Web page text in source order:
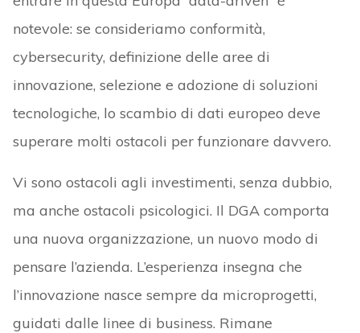
notevole: se consideriamo conformità,
cybersecurity, definizione delle aree di
innovazione, selezione e adozione di soluzioni
tecnologiche, lo scambio di dati europeo deve
superare molti ostacoli per funzionare davvero.
Vi sono ostacoli agli investimenti, senza dubbio,
ma anche ostacoli psicologici. Il DGA comporta
una nuova organizzazione, un nuovo modo di
pensare l’azienda. L’esperienza insegna che
l’innovazione nasce sempre da microprogetti,
guidati dalle linee di business. Rimane